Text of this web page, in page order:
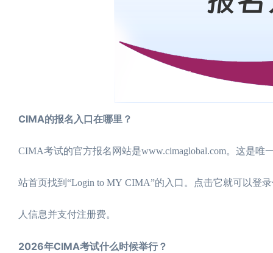
CIMA的报名入口在哪里？
CIMA考试的官方报名网站是www.cimaglobal.com。这是
站首页找到“Login to MY CIMA”的入口。点击它就可以登
人信息并支付注册费。
2026年CIMA考试什么时候举行？